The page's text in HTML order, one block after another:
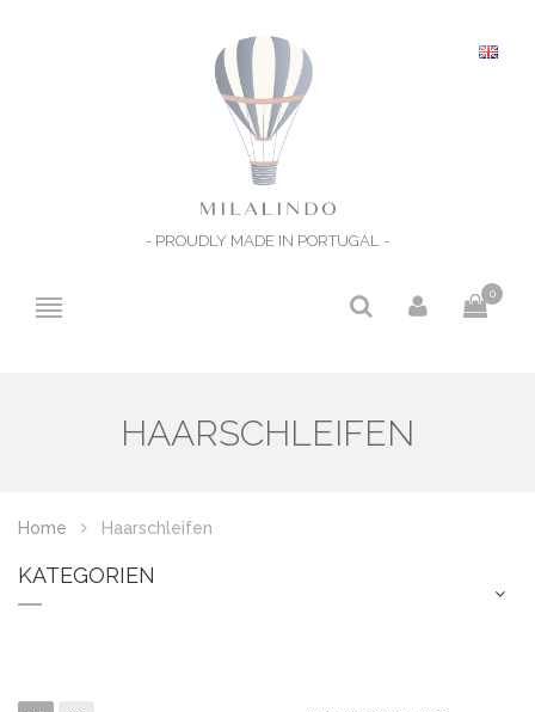
- PROUDLY MADE IN PORTUGAL -
0
HAARSCHLEIFEN
Home Haarschleifen
KATEGORIEN